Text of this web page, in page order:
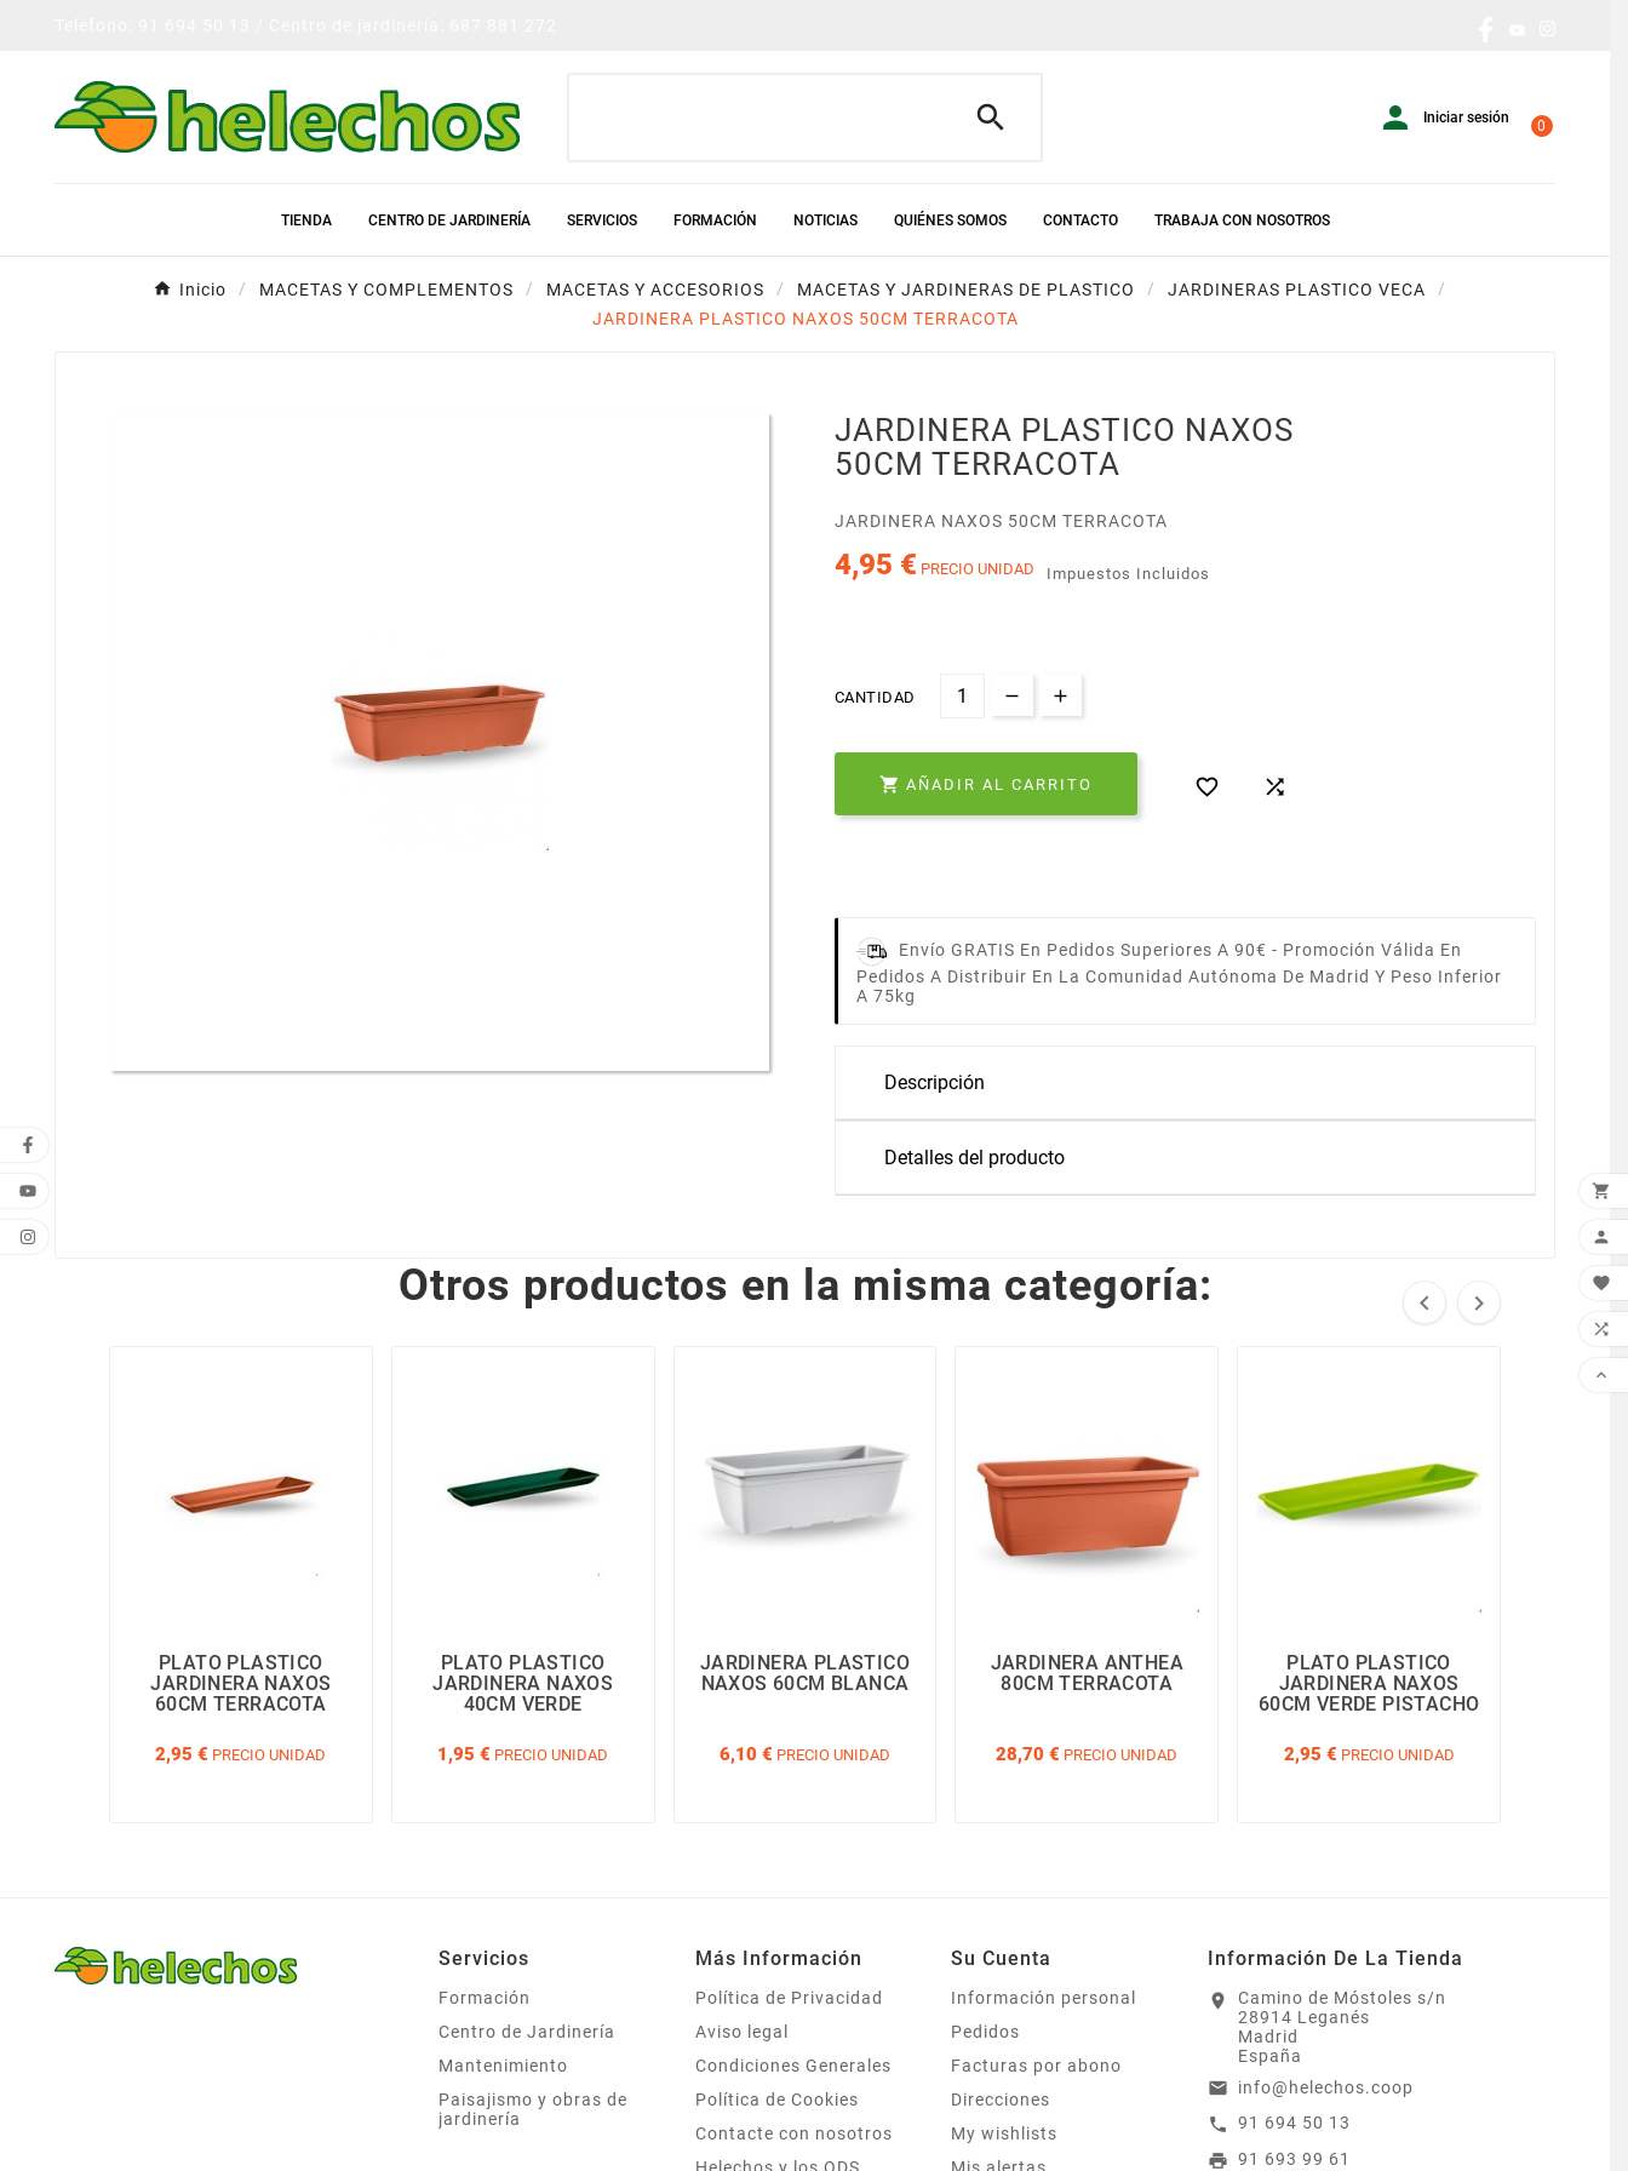
  Iniciar sesión 0
TIENDA CENTRO DE JARDINERÍA SERVICIOS FORMACIÓN NOTICIAS QUIÉNES SOMOS CONTACTO TRABAJA CON NOSOTROS
Inicio MACETAS Y COMPLEMENTOS MACETAS Y ACCESORIOS MACETAS Y JARDINERAS DE PLASTICO
JARDINERAS PLASTICO VECA
JARDINERA PLASTICO NAXOS 50CM TERRACOTA
JARDINERA PLASTICO NAXOS
50CM TERRACOTA
JARDINERA NAXOS 50CM TERRACOTA
4,95 € PRECIO UNIDAD Impuestos Incluidos
CANTIDAD
 AÑADIR AL CARRITO  
Envío GRATIS En Pedidos Superiores A 90€ - Promoción Válida En
Pedidos A Distribuir En La Comunidad Autónoma De Madrid Y Peso Inferior
A 75kg
Descripción
Detalles del producto
Otros productos en la misma categoría:  
PLATO PLASTICO
JARDINERA NAXOS
60CM TERRACOTA
2,95 € PRECIO UNIDAD
PLATO PLASTICO
JARDINERA NAXOS
40CM VERDE
1,95 € PRECIO UNIDAD
JARDINERA PLASTICO
NAXOS 60CM BLANCA
6,10 € PRECIO UNIDAD
JARDINERA ANTHEA
80CM TERRACOTA
28,70 € PRECIO UNIDAD
PLATO PLASTICO
JARDINERA NAXOS
60CM VERDE PISTACHO
2,95 € PRECIO UNIDAD
Servicios
Formación
Centro de Jardinería
Mantenimiento
Paisajismo y obras de
jardinería
Más Información
Política de Privacidad
Aviso legal
Condiciones Generales
Política de Cookies
Contacte con nosotros
Helechos y los ODS
Su Cuenta
Información personal
Pedidos
Facturas por abono
Direcciones
My wishlists
Mis alertas
Información De La Tienda
location_on
Camino de Móstoles s/n
28914 Leganés
Madrid
España
email info@helechos.coop
call 91 694 50 13
print 91 693 99 61




